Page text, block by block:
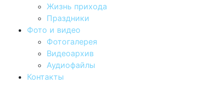
Жизнь прихода
Праздники
Фото и видео
Фотогалерея
Видеоархив
Аудиофайлы
Контакты